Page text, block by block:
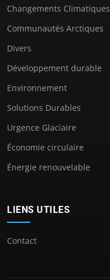
Changements Climatiques
Communautés Arctiques
Divers
Développement durable
Environnement
Solutions Durables
Urgence Glaciaire
Économie circulaire
Énergie renouvelable
LIENS UTILES
Contact